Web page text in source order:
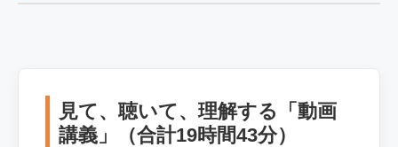
見て、聴いて、理解する「動画
講義」（合計19時間43分）